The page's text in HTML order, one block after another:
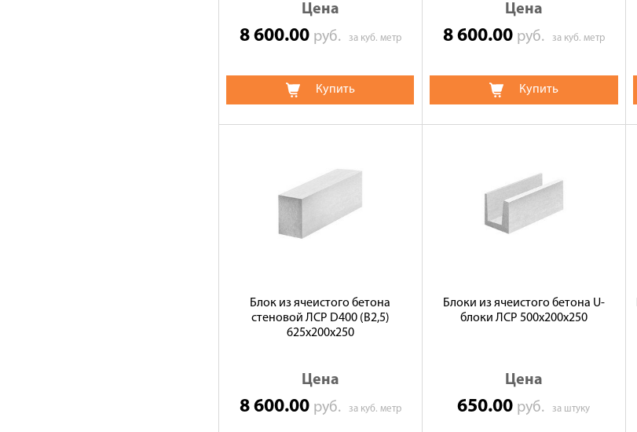
Цена
8 600.00 руб. за куб. метр
Купить
Цена
8 600.00 руб. за куб. метр
Купить
Блок из ячеистого бетона
стеновой ЛСР D400 (B2,5)
625х200х250
Цена
8 600.00 руб. за куб. метр
Блоки из ячеистого бетона U-
блоки ЛСР 500х200х250
Цена
650.00 руб.за штуку